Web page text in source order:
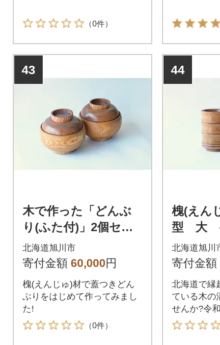
（0件）
43
木で作った「どんぶ
り(ふた付)」2個セッ
ト_00500
北海道旭川市
寄付金額 60,000円
槐(えんじゅ)材で蓋つきどん
ぶりをはじめて作ってみまし
た!
（0件）
44
槐(えん
型 大
北海道旭川
寄付金額
北海道で縁
ている木の
せんか?令
品です。